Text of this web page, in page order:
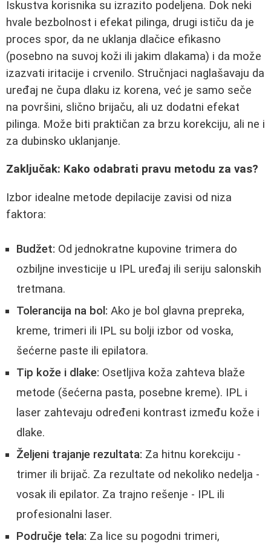
Iskustva korisnika su izrazito podeljena. Dok neki
hvale bezbolnost i efekat pilinga, drugi ističu da je
proces spor, da ne uklanja dlačice efikasno
(posebno na suvoj koži ili jakim dlakama) i da može
izazvati iritacije i crvenilo. Stručnjaci naglašavaju da
uređaj ne čupa dlaku iz korena, već je samo seče
na površini, slično brijaču, ali uz dodatni efekat
pilinga. Može biti praktičan za brzu korekciju, ali ne i
za dubinsko uklanjanje.
Zaključak: Kako odabrati pravu metodu za vas?
Izbor idealne metode depilacije zavisi od niza
faktora:
Budžet: Od jednokratne kupovine trimera do
ozbiljne investicije u IPL uređaj ili seriju salonskih
tretmana.
Tolerancija na bol: Ako je bol glavna prepreka,
kreme, trimeri ili IPL su bolji izbor od voska,
šećerne paste ili epilatora.
Tip kože i dlake: Osetljiva koža zahteva blaže
metode (šećerna pasta, posebne kreme). IPL i
laser zahtevaju određeni kontrast između kože i
dlake.
Željeni trajanje rezultata: Za hitnu korekciju -
trimer ili brijač. Za rezultate od nekoliko nedelja -
vosak ili epilator. Za trajno rešenje - IPL ili
profesionalni laser.
Područje tela: Za lice su pogodni trimeri,